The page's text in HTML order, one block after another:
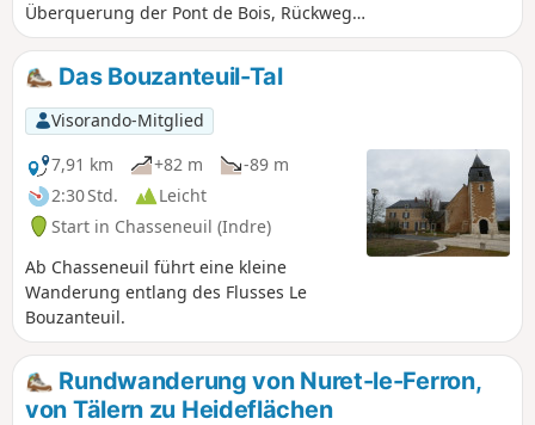
Überquerung der Pont de Bois, Rückweg
durch die Landschaft entlang des Waldes
von Chabenet. Gelbe Markierungen.
Das Bouzanteuil-Tal
Visorando-Mitglied
7,91 km
+82 m
-89 m
2:30 Std.
Leicht
Start in Chasseneuil (Indre)
Ab Chasseneuil führt eine kleine
Wanderung entlang des Flusses Le
Bouzanteuil.
Rundwanderung von Nuret-le-Ferron,
von Tälern zu Heideflächen